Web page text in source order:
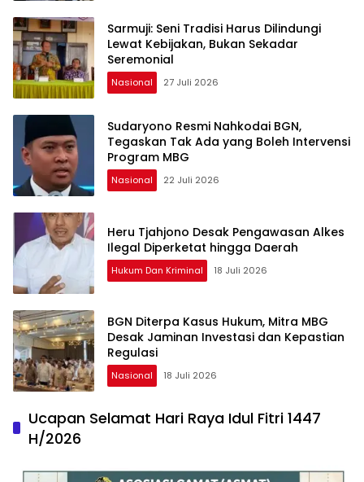
Sarmuji: Seni Tradisi Harus Dilindungi
Lewat Kebijakan, Bukan Sekadar
Seremonial
Nasional 27 Juli 2026
Sudaryono Resmi Nahkodai BGN,
Tegaskan Tak Ada yang Boleh Intervensi
Program MBG
Nasional 22 Juli 2026
Heru Tjahjono Desak Pengawasan Alkes
Ilegal Diperketat hingga Daerah
Hukum Dan Kriminal 18 Juli 2026
BGN Diterpa Kasus Hukum, Mitra MBG
Desak Jaminan Investasi dan Kepastian
Regulasi
Nasional 18 Juli 2026
Ucapan Selamat Hari Raya Idul Fitri 1447
H/2026